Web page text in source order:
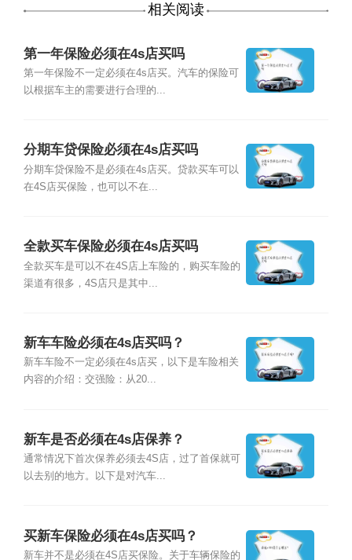
相关阅读
第一年保险必须在4s店买吗
第一年保险不一定必须在4s店买。汽车的保险可
以根据车主的需要进行合理的...
分期车贷保险必须在4s店买吗
分期车贷保险不是必须在4s店买。贷款买车可以
在4S店买保险，也可以不在...
全款买车保险必须在4s店买吗
全款买车是可以不在4S店上车险的，购买车险的
渠道有很多，4S店只是其中...
新车车险必须在4s店买吗？
新车车险不一定必须在4s店买，以下是车险相关
内容的介绍：交强险：从20...
新车是否必须在4s店保养？
通常情况下首次保养必须去4S店，过了首保就可
以去别的地方。以下是对汽车...
买新车保险必须在4s店买吗？
新车并不是必须在4S店买保险。关于车辆保险的